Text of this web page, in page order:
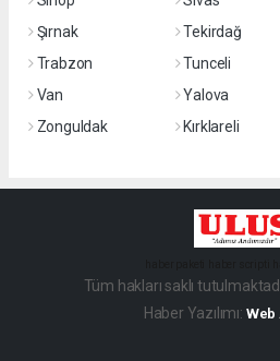
Şırnak
Tekirdağ
Trabzon
Tunceli
Van
Yalova
Zonguldak
Kırklareli
Tüm hakları saklı
Haber Yazılımı: Web